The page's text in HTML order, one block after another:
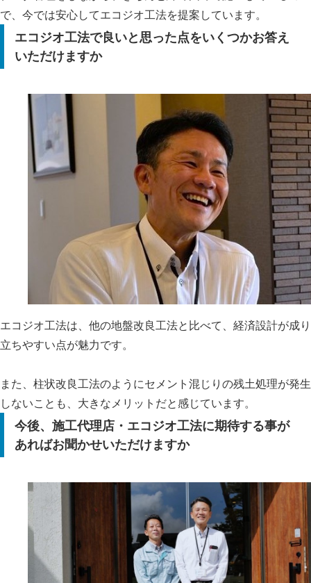
で、今では安心してエコジオ工法を提案しています。
エコジオ工法で良いと思った点をいくつかお答え
いただけますか
エコジオ工法は、他の地盤改良工法と比べて、経済設計が成り
立ちやすい点が魅力です。
また、柱状改良工法のようにセメント混じりの残土処理が発生
しないことも、大きなメリットだと感じています。
今後、施工代理店・エコジオ工法に期待する事が
あればお聞かせいただけますか